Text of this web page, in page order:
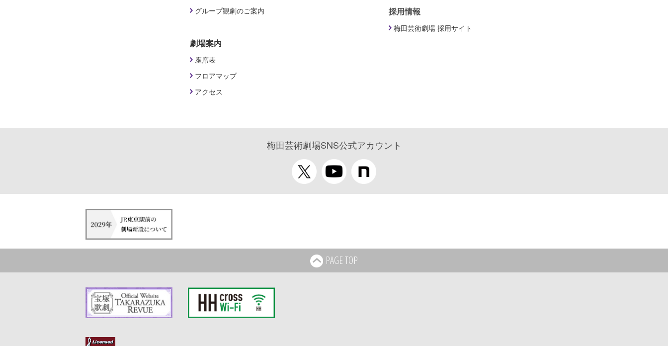
グループ観劇のご案内
劇場案内
座席表
フロアマップ
アクセス
採用情報
梅田芸術劇場 採用サイト
梅田芸術劇場SNS公式アカウント
PAGE TOP